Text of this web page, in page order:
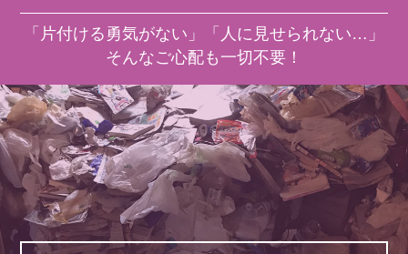
「片付ける勇気がない」「人に見せられない…」
そんなご心配も一切不要！